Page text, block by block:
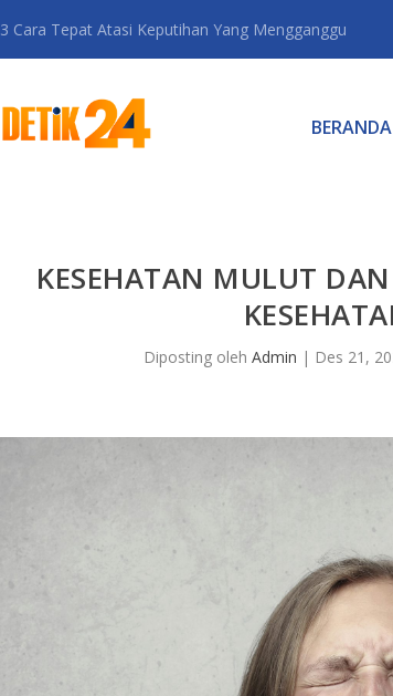
3 Cara Tepat Atasi Keputihan Yang Mengganggu
BERANDA
KESEHATAN MULUT
Diposting oleh Admin | Des 21,